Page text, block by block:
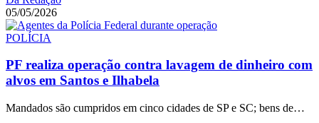
05/05/2026
POLÍCIA
PF realiza operação contra lavagem de dinheiro com
alvos em Santos e Ilhabela
Mandados são cumpridos em cinco cidades de SP e SC; bens de…